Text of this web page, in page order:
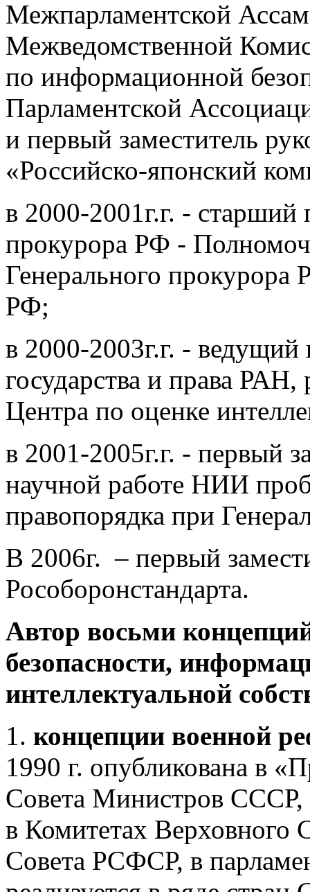
Межпарламентской
Межведомственной
по информационной
Парламентской
и первый заместитель
«Российско-японский
в 2000-2001г.г. -
прокурора РФ -
Генерального
РФ;
в 2000-2003г.г. -
государства и права РАН,
Центра по оценке
в 2001-2005г.г. - первый
научной работе НИИ
правопорядка при
В 2006г. – первый
Рособоронстандарта.
Автор восьми
безопасности,
интеллектуальной
1. концепции военной
1990 г. опубликована в
Совета Министров СССР,
в Комитетах Верховного
Совета РСФСР, в